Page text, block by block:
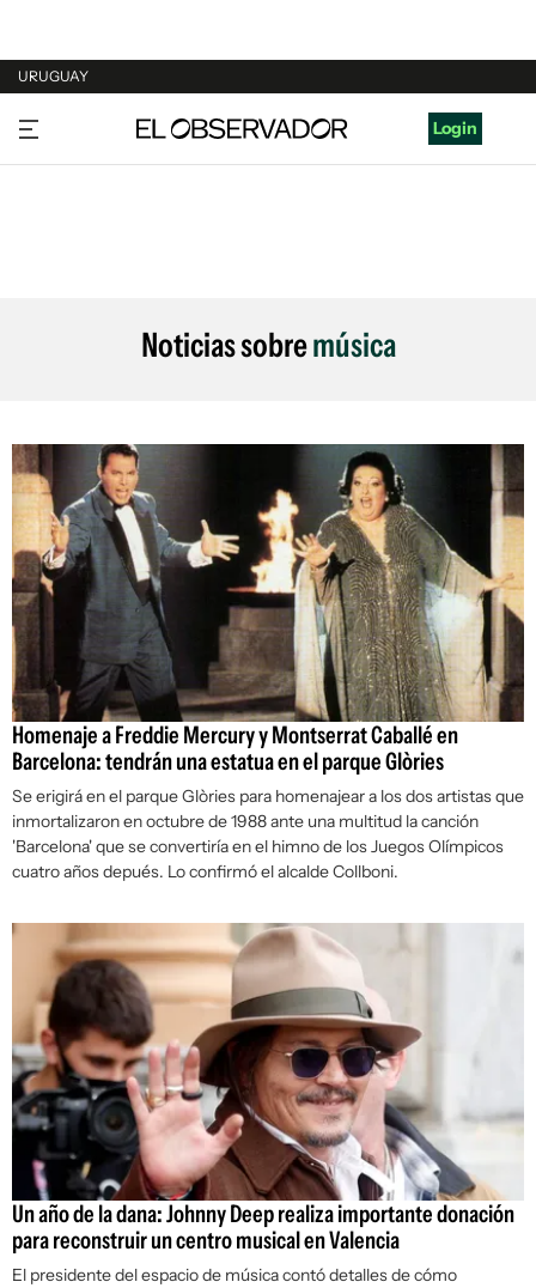
URUGUAY
URUGUAY
ARGENTINA
Login
Noticias sobremúsica
Homenaje a Freddie Mercury y Montserrat Caballé en
Barcelona: tendrán una estatua en el parque Glòries
Se erigirá en el parque Glòries para homenajear a los dos artistas que
inmortalizaron en octubre de 1988 ante una multitud la canción
'Barcelona' que se convertiría en el himno de los Juegos Olímpicos
cuatro años depués. Lo confirmó el alcalde Collboni.
Un año de la dana: Johnny Deep realiza importante donación
para reconstruir un centro musical en Valencia
El presidente del espacio de música contó detalles de cómo